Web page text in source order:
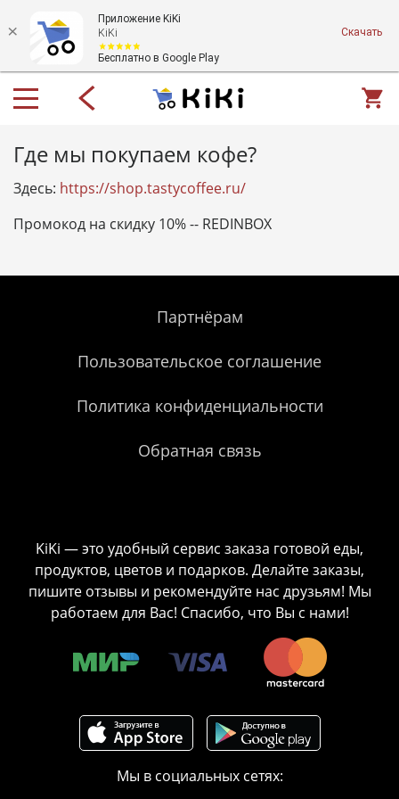
Приложение KiKi
KiKi
Бесплатно в Google Play
Скачать
Где мы покупаем кофе?
Здесь: https://shop.tastycoffee.ru/
Промокод на скидку 10% -- REDINBOX
Партнёрам
Пользовательское соглашение
Политика конфиденциальности
Обратная связь
KiKi — это удобный сервис заказа готовой еды,
продуктов, цветов и подарков. Делайте заказы,
пишите отзывы и рекомендуйте нас друзьям! Мы
работаем для Вас! Спасибо, что Вы с нами!
Мы в социальных сетях: